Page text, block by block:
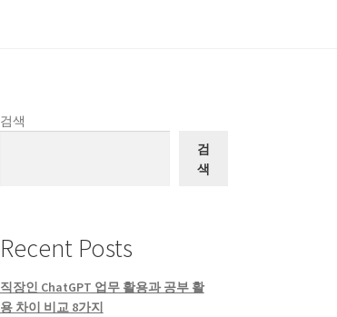
검색
검
색
Recent Posts
직장인 ChatGPT 업무 활용과 공부 활
용 차이 비교 8가지